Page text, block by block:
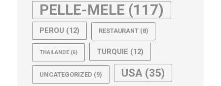
PELLE-MELE (117)
PEROU (12) RESTAURANT (8)
THAILANDE (6) TURQUIE (12)
UNCATEGORIZED (9) USA (35)